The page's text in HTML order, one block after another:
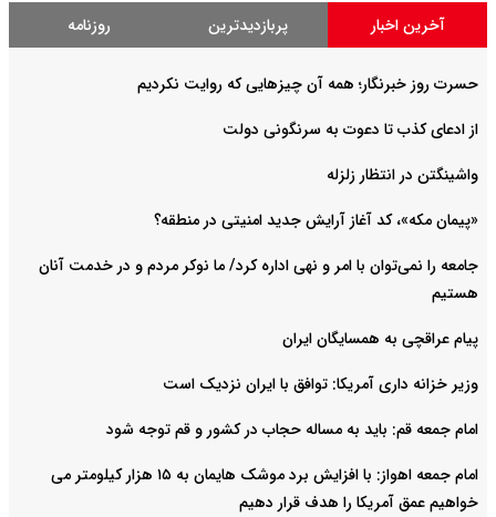
آخرین اخبار پربازدیدترین روزنامه
حسرت روز خبرنگار؛ همه آن چیزهایی که روایت نکردیم
از ادعای کذب تا دعوت به سرنگونی دولت
واشینگتن در انتظار زلزله
«پیمان مکه»، کد آغاز آرایش جدید امنیتی در منطقه؟
جامعه را نمی‌توان با امر و نهی اداره کرد/ ما نوکر مردم و در خدمت آنان
هستیم
پیام عراقچی به همسایگان ایران
وزیر خزانه داری آمریکا: توافق با ایران نزدیک است
امام جمعه قم: باید به مساله حجاب در کشور و قم توجه شود
امام‌ جمعه اهواز: با افزایش برد موشک هایمان به ۱۵ هزار کیلومتر می
خواهیم عمق آمریکا را هدف قرار دهیم